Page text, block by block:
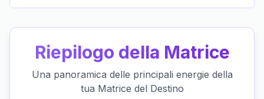
Riepilogo della Matrice
Una panoramica delle principali energie della
tua Matrice del Destino